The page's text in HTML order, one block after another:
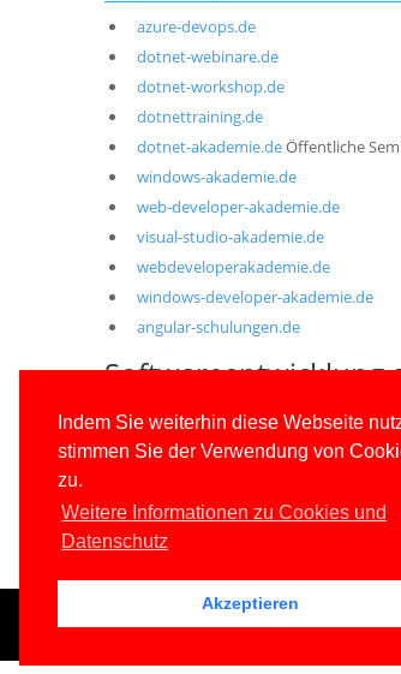
Indem Sie weiterhin diese Webseite
stimmen Sie der Verwendung von
zu.
Weitere Informationen zu Cookies und
Datenschutz
Akzeptieren
azure-devops.de
dotnet-webinare.de
dotnet-workshop.de
dotnettraining.de
dotnet-akademie.deÖffentliche
windows-akademie.de
web-developer-akademie.de
visual-studio-akademie.de
webdeveloperakademie.de
windows-developer-akademie.de
angular-schulungen.de
Softwareentwicklung
softwarekomponenten.netInfo-Site
codecommunity.deEine Sammlung
entwickler-glossar.de
© 1996-2026www.IT-